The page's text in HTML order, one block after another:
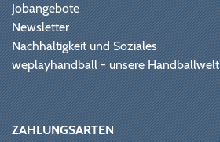
Jobangebote
Newsletter
Nachhaltigkeit und Soziales
weplayhandball - unsere Handballwelt
ZAHLUNGSARTEN